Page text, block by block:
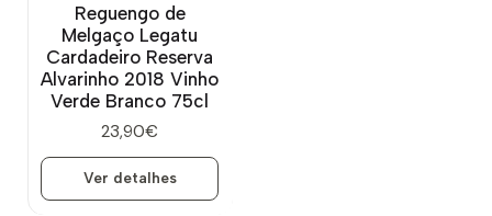
Reguengo de
Melgaço Legatu
Cardadeiro Reserva
Alvarinho 2018 Vinho
Verde Branco 75cl
23,90€
Ver detalhes